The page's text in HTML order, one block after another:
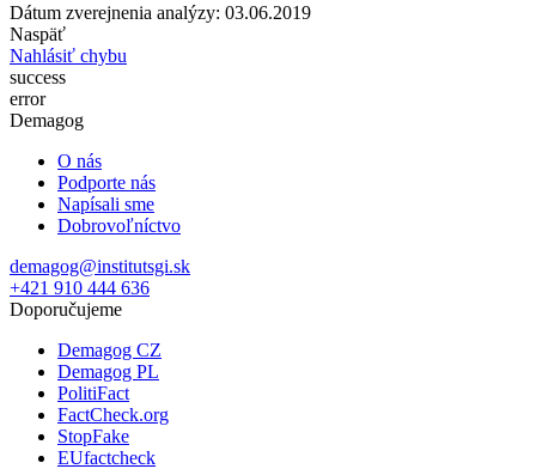
Dátum zverejnenia analýzy: 03.06.2019
Naspäť
Nahlásiť chybu
success
error
Demagog
O nás
Podporte nás
Napísali sme
Dobrovoľníctvo
demagog@institutsgi.sk
+421 910 444 636
Doporučujeme
Demagog CZ
Demagog PL
PolitiFact
FactCheck.org
StopFake
EUfactcheck